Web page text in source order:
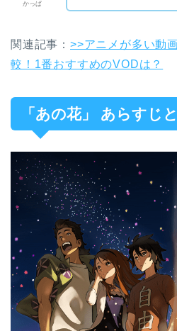
かっぱ
関連記事： >>アニメが多い動
較！1番おすすめのVODは？
「あの花」 あらすじ